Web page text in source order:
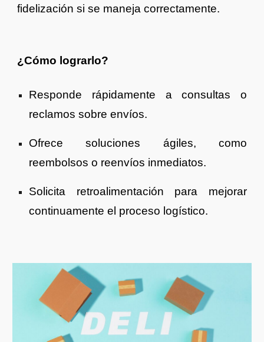
fidelización si se maneja correctamente.
¿Cómo lograrlo?
Responde rápidamente a consultas o
reclamos sobre envíos.
Ofrece soluciones ágiles, como
reembolsos o reenvíos inmediatos.
Solicita retroalimentación para mejorar
continuamente el proceso logístico.